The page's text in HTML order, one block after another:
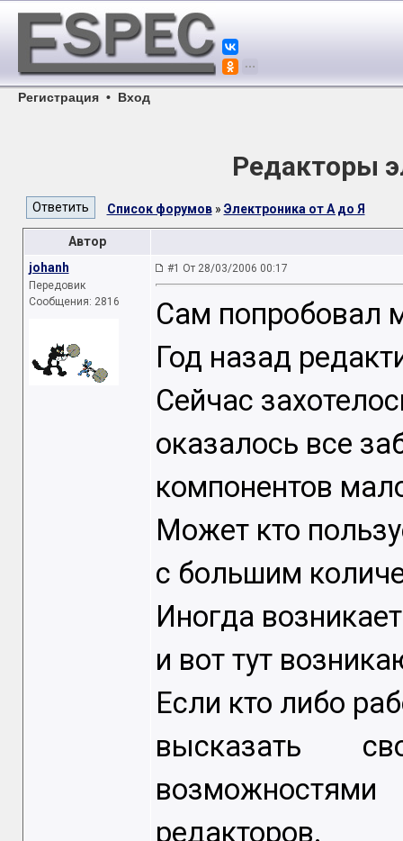
Регистрация • Вход
Редакторы
Список форумов» Электроника от А до Я
Автор
johanh
Передовик
Сообщения: 2816
#1 От 28/03/2006 00:17
Сам попробовал
Год назад
Сейчас
оказалось все
компонентов
Может кто
с большим
Иногда
и вот тут
Если кто либо
высказать
возможностями
редакторов.